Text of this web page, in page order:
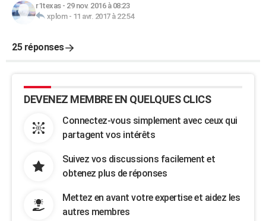
r1texas- 29 nov. 2016 à 08:23
xplom- 11 avr. 2017 à 22:54
25 réponses
DEVENEZ MEMBRE EN QUELQUES CLICS
Connectez-vous simplement avec ceux qui
partagent vos intérêts
Suivez vos discussions facilement et
obtenez plus de réponses
Mettez en avant votre expertise et aidez les
autres membres